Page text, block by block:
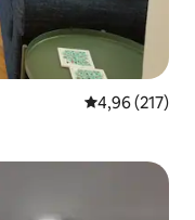
Note
4,96 (217)
aimés